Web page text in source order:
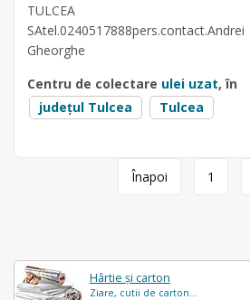
Hârtie și carton
Ziare, cutii de carton...
TULCEA
SAtel.0240517888pers.contact.Andrei
Gheorghe
Centru de colectare ulei uzat, în
județul Tulcea
Tulcea
Înapoi 1